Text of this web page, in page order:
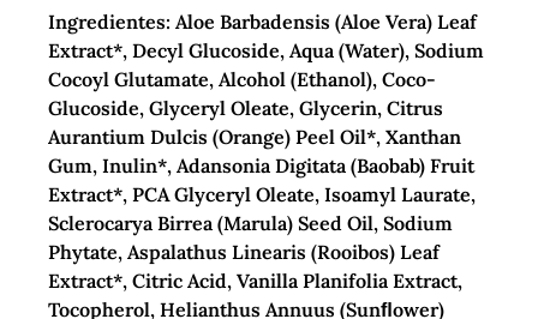
Ingredientes: Aloe Barbadensis (Aloe Vera) Leaf
Extract*, Decyl Glucoside, Aqua (Water), Sodium
Cocoyl Glutamate, Alcohol (Ethanol), Coco-
Glucoside, Glyceryl Oleate, Glycerin, Citrus
Aurantium Dulcis (Orange) Peel Oil*, Xanthan
Gum, Inulin*, Adansonia Digitata (Baobab) Fruit
Extract*, PCA Glyceryl Oleate, Isoamyl Laurate,
Sclerocarya Birrea (Marula) Seed Oil, Sodium
Phytate, Aspalathus Linearis (Rooibos) Leaf
Extract*, Citric Acid, Vanilla Planifolia Extract,
Tocopherol, Helianthus Annuus (Sunﬂower)